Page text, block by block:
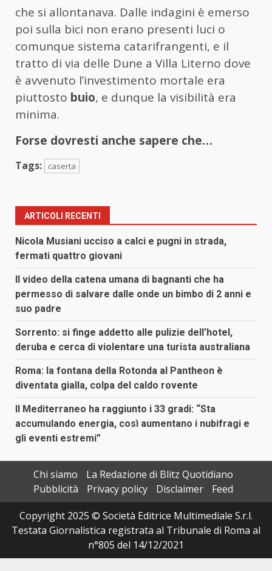
che si allontanava. Dalle indagini è emerso
poi sulla bici non erano presenti luci o
comunque sistema catarifrangenti, e il
tratto di via delle Dune a Villa Literno dove
è avvenuto l’investimento mortale era
piuttosto buio, e dunque la visibilità era
minima.
Forse dovresti anche sapere che…
Tags: caserta
ARTICOLI RECENTI
Nicola Musiani ucciso a calci e pugni in strada,
fermati quattro giovani
Il video della catena umana di bagnanti che ha
permesso di salvare dalle onde un bimbo di 2 anni e
suo padre
Sorrento: si finge addetto alle pulizie dell’hotel,
deruba e cerca di violentare una turista australiana
Roma: la fontana della Rotonda al Pantheon è
diventata gialla, colpa del caldo rovente
Il Mediterraneo ha raggiunto i 33 gradi: “Sta
accumulando energia, così aumentano i nubifragi e
gli eventi estremi”
Chi siamo
La Redazione di Blitz Quotidiano
Pubblicità
Privacy policy Disclaimer
Feed
Copyright 2025 © Società Editrice Multimediale S.r.l.
Testata Giornalistica registrata al Tribunale di Roma al
n°805 del 14/12/2021